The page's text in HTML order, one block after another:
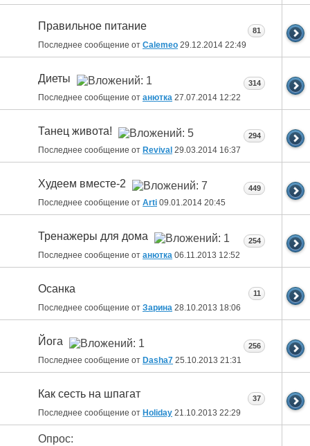
Правильное питание
Последнее сообщение от Calemeo 29.12.2014 22:49
81
Диеты
Последнее сообщение от анютка 27.07.2014 12:22
314
Танец живота!
Последнее сообщение от Revival 29.03.2014 16:37
294
Худеем вместе-2
Последнее сообщение от Arti 09.01.2014 20:45
449
Тренажеры для дома
Последнее сообщение от анютка 06.11.2013 12:52
254
Осанка
Последнее сообщение от Зарина 28.10.2013 18:06
11
Йога
Последнее сообщение от Dasha7 25.10.2013 21:31
256
Как сесть на шпагат
Последнее сообщение от Holiday 21.10.2013 22:29
37
Опрос: